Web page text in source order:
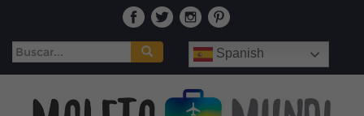
Buscar: Spanish